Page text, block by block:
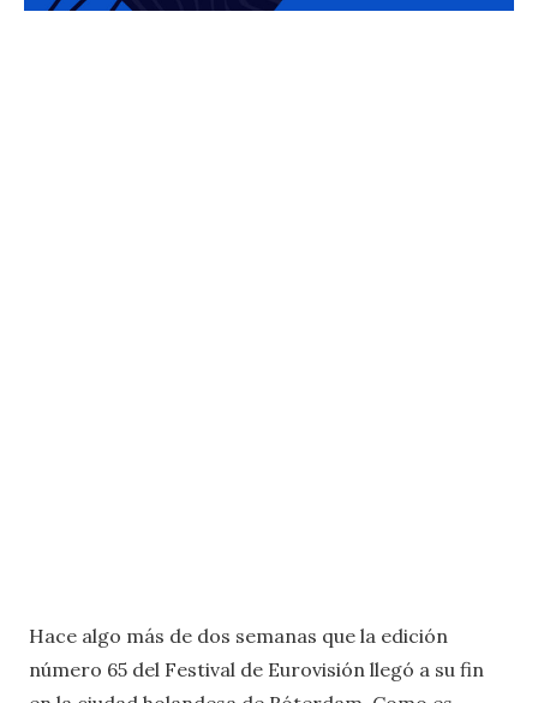
Hace algo más de dos semanas que la edición
número 65 del Festival de Eurovisión llegó a su fin